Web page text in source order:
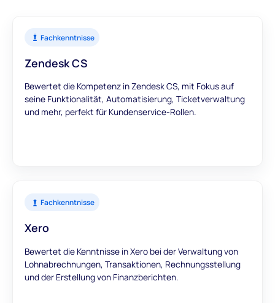
Fachkenntnisse
Zendesk CS
Bewertet die Kompetenz in Zendesk CS, mit Fokus auf
seine Funktionalität, Automatisierung, Ticketverwaltung
und mehr, perfekt für Kundenservice-Rollen.
Fachkenntnisse
Xero
Bewertet die Kenntnisse in Xero bei der Verwaltung von
Lohnabrechnungen, Transaktionen, Rechnungsstellung
und der Erstellung von Finanzberichten.